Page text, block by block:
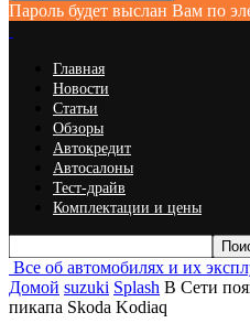
Пароль будет выслан Вам по
Главная
Новости
Статьи
Обзоры
Автокредит
Автосалоны
Тест-драйв
Комплектации и цены
Все об автомобилях и их
Домой suzuki Splash В Сети
пикапа Skoda Kodiaq